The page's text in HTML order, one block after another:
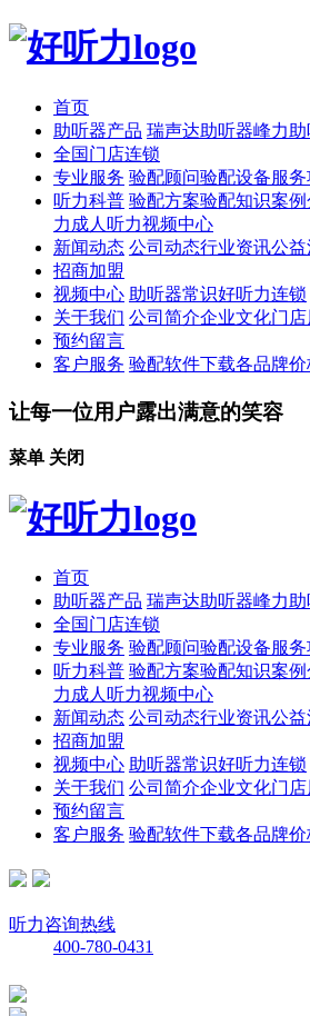
首页
助听器产品 瑞声达助听器峰力助
全国门店连锁
专业服务 验配顾问验配设备服务
听力科普 验配方案验配知识案
力 成人听力视频中心
新闻动态 公司动态行业资讯公益
招商加盟
视频中心 助听器常识好听力连锁
关于我们 公司简介企业文化门
预约留言
客户服务 验配软件下载各品牌
让每一位用户露出满意的笑容
菜单 关闭
首页
助听器产品 瑞声达助听器峰力助
全国门店连锁
专业服务 验配顾问验配设备服务
听力科普 验配方案验配知识案
力 成人听力视频中心
新闻动态 公司动态行业资讯公益
招商加盟
视频中心 助听器常识好听力连锁
关于我们 公司简介企业文化门
预约留言
客户服务 验配软件下载各品牌
听力咨询热线
400-780-0431